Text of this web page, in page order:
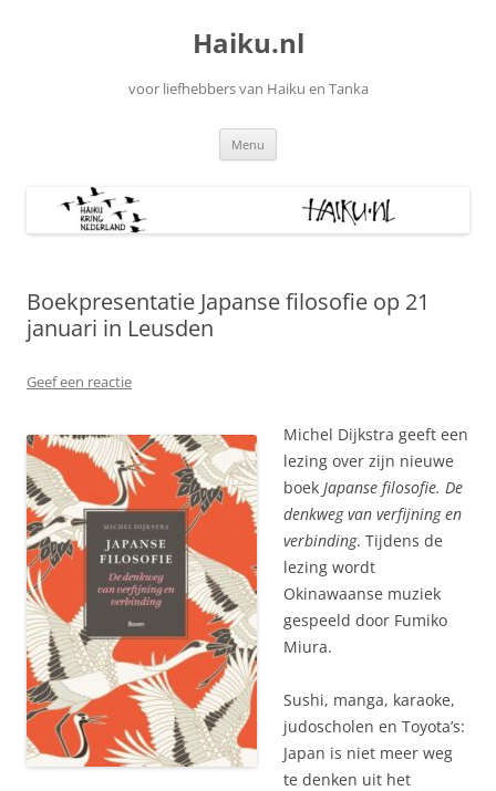
Haiku.nl
voor liefhebbers van Haiku en Tanka
Menu
Boekpresentatie Japanse filosofie op 21
januari in Leusden
Geef een reactie
Michel Dijkstra geeft een
lezing over zijn nieuwe
boek Japanse filosofie. De
denkweg van verfijning en
verbinding. Tijdens de
lezing wordt
Okinawaanse muziek
gespeeld door Fumiko
Miura.
Sushi, manga, karaoke,
judoscholen en Toyota’s:
Japan is niet meer weg
te denken uit het